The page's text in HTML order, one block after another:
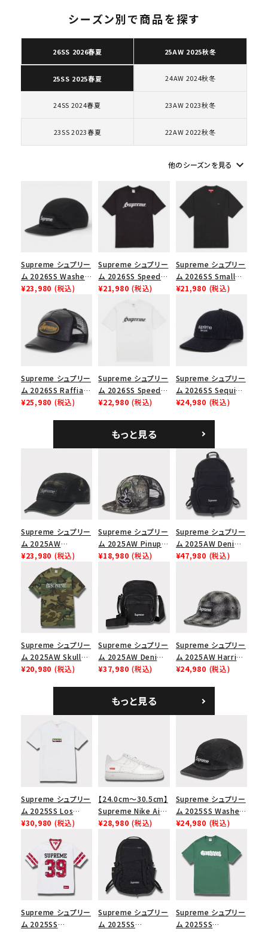
人気ワード 2026SS 2025AW 2025SS
Tシャツ・ロングスリーブ
キャップ・ハット
パーカー・クルーネック
カテゴリーから探す
並び順
価格から探す
円 ～
円
在庫のない商品を表示する
絞り込んで検索する
シーズン別で商品を探す
26SS 2026春夏 25AW 2025秋冬
25SS 2025春夏 24AW 2024秋冬
24SS 2024春夏 23AW 2023秋冬
23SS 2023春夏 22AW 2022秋冬
他のシーズンを見る keyboard_arrow_down
Supreme シュプリー
ム 2026SS Washed
Chino Twill Camp
ノツイル キャンプキャ
ップ ブラック
¥23,980 (税込)
Supreme シュプリー
ム 2026SS Speed
Tee スピードTシャツ
¥21,980 (税込)
Supreme シュプリー
ム 2026SS Small
Box Tee スモールボ
¥21,980 (税込)
Supreme シュプリー
ム 2026SS Raffia
Mesh Back 5-Panel
¥25,980 (税込)
Supreme シュプリー
ム 2026SS Speed
Tee スピードTシャツ
¥22,980 (税込)
Supreme シュプリー
ム 2026SS Sequin
Denim Classic
シックロゴ 6パネルキ
ャップ ブラック
¥24,980 (税込)
もっと見る
Supreme シュプリー
ム 2025AW
Overdyed Camp
Cap オーバーダイド
キャンプキャップ ブ
ラック
¥23,980 (税込)
Supreme シュプリー
ム 2025AW Pinup
Mesh Back 5-Panel
ュバック 5パネルキャ
ップ トゥルーティン
バーHTC フォールカ
¥18,980 (税込)
Supreme シュプリー
ム 2025AW Denim
Backpack デニム バ
¥47,980 (税込)
Supreme シュプリー
ム 2025AW Skull
Tee スカル Tシャ
¥20,980 (税込)
Supreme シュプリー
ム 2025AW Denim
Shoulder Bag デニ
¥37,980 (税込)
Supreme シュプリー
ム 2025AW Harris
Tweed Camp Cap
¥24,980 (税込)
もっと見る
Supreme シュプリー
ム 2025SS Los
Angeles Fire Relief
イヤーリリーフボック
スロゴTシャツ ホワ
イト 白
¥30,980 (税込)
【24.0cm～30.5cm】
Supreme Nike Air
Force 1 Low シュプ
リーム ナイキエアフォ
ース１スニーカー シ
ューズ ホワイト
¥28,980 (税込)
Supreme シュプリー
ム 2025SS Washed
Chino Twill Camp
Cap ウォッシュチノツ
イルキャンプキャップ
ブラック 黒
¥24,980 (税込)
Supreme シュプリー
ム 2025SS
Supreme シュプリー
ム 2025SS
Supreme シュプリー
ム 2025SS